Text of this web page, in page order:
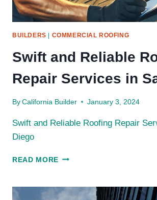
BUILDERS COMMERCIAL ROOFING
Swift and Reliable
Repair Services in
By California Builder January 3, 2024
Swift and Reliable Roofing Repair
Diego
READ MORE SWIFT
ROOFING